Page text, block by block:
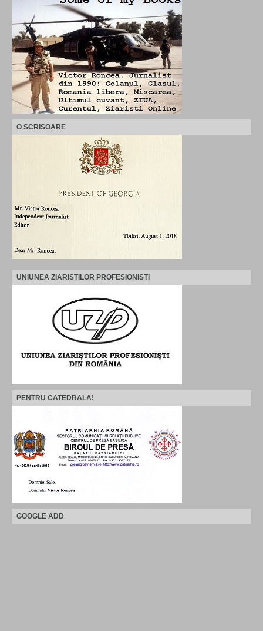
O SCRISOARE
UNIUNEA ZIARISTILOR PROFESIONISTI
PENTRU CATEDRALA!
GOOGLE ADD